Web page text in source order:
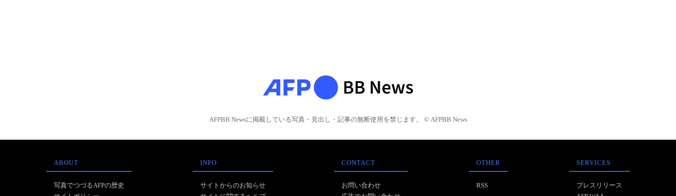
AFPBB Newsに掲載している写真・見出し・記事の無断使用を禁じます。 © AFPBB News
ABOUT
写真でつづるAFPの歴史
INFO
サイトからのお知らせ
CONTACT
お問い合わせ
OTHER
RSS
SERVICES
プレスリリース